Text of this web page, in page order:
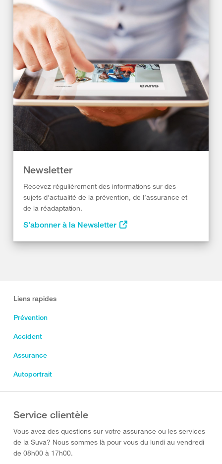
Newsletter
Recevez régulièrement des informations sur des
sujets d’actualité de la prévention, de l’assurance et
de la réadaptation.
S’abonner à la Newsletter
Liens rapides
Prévention
Accident
Assurance
Autoportrait
Service clientèle
Vous avez des questions sur votre assurance ou les services
de la Suva? Nous sommes là pour vous du lundi au vendredi
de 08h00 à 17h00.